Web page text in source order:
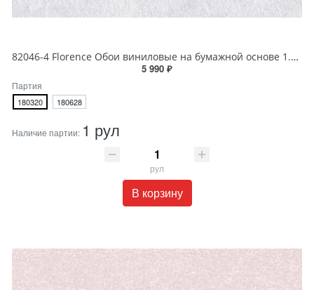
82046-4 Florence Обои виниловые на бумажной основе 1.06*15.6
5 990 ₽
Партия
180320 180628
Наличие партии: 1 рул
рул
В корзину